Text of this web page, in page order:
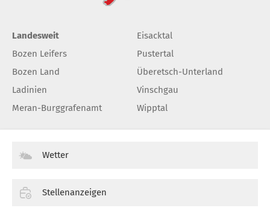
Landesweit
Bozen Leifers
Bozen Land
Ladinien
Meran-Burggrafenamt
Eisacktal
Pustertal
Überetsch-Unterland
Vinschgau
Wipptal
Wetter
Stellenanzeigen